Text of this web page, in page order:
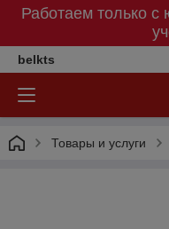
Работаем только
belkts
Товары и услуги